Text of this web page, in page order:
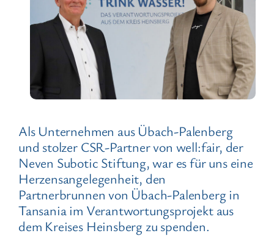
Als Unternehmen aus Übach-Palenberg
und stolzer CSR-Partner von well:fair, der
Neven Subotic Stiftung, war es für uns eine
Herzensangelegenheit, den
Partnerbrunnen von Übach-Palenberg in
Tansania im Verantwortungsprojekt aus
dem Kreises Heinsberg zu spenden.